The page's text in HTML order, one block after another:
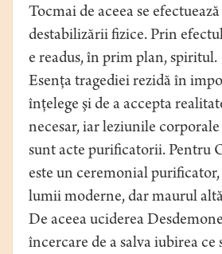
Tocmai de aceea se
destabilizării fizice. Prin
e readus, în prim plan, spiritul.
Esenţa tragediei rezidă în
înţelege şi de a accepta
necesar, iar leziunile corporale
sunt acte purificatorii. Pentru
este un ceremonial
lumii moderne, dar maurul
De aceea uciderea
încercare de a salva iubirea ce